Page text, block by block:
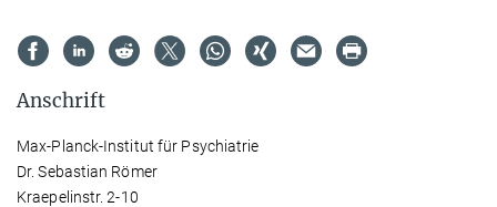
Anschrift
Max-Planck-Institut für Psychiatrie
Dr. Sebastian Römer
Kraepelinstr. 2-10